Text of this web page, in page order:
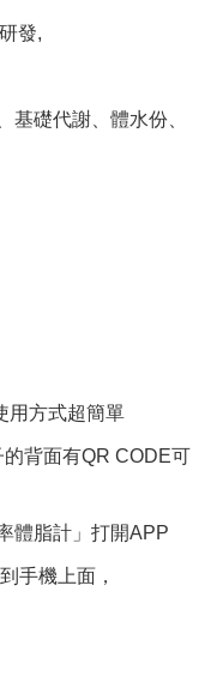
發,
基礎代謝、體水份、
用方式超簡單
背面有QR CODE可
體脂計」打開APP
手機上面，